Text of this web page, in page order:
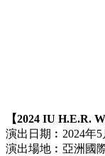
【2024 IU H.E.R.
演出日期︰2024年5
演出場地︰亞洲國